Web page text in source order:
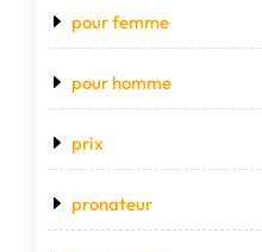
pour femme
pour homme
prix
pronateur